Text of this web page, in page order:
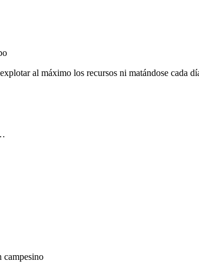
al máximo los recursos ni matándose cada
campesino